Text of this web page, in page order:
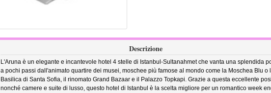
Descrizione
L'Aruna è un elegante e incantevole hotel 4 stelle di Istanbul-Sultanahmet che vanta una splendida
a pochi passi dall'animato quartire dei musei, moschee più famose al mondo come la Moschea Blu o
Basilica di Santa Sofia, il rinomato Grand Bazaar e il Palazzo Topkapi. Grazie a questa eccellente
nonché camere e suite di lusso, questo hotel di Istanbul è la scelta migliore per un romantico week